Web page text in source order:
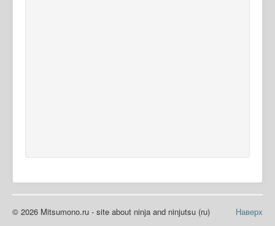
Наверх
© 2026 Mitsumono.ru - site about ninja and ninjutsu (ru)